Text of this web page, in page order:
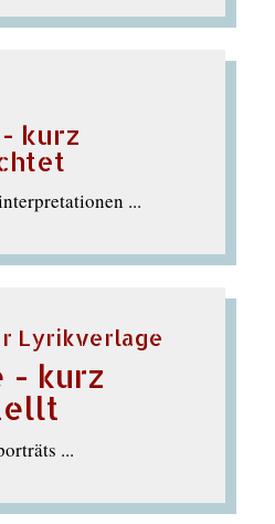
kurz
...
Lyrikverlage
- kurz
...